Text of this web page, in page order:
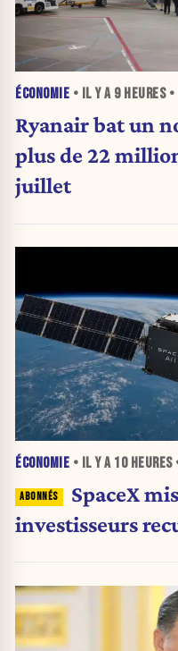
ÉCONOMIE • IL Y A 9 HEURES•
Ryanair bat un
plus de 22
juillet
ÉCONOMIE • IL Y A 10 HEURES
SpaceX
investisseurs